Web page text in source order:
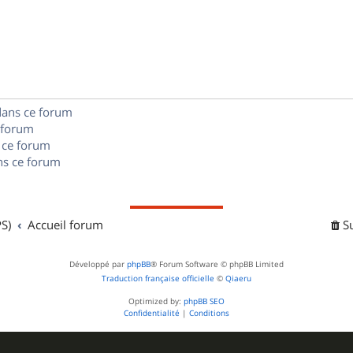
e
ce forum
forum
ce forum
Accueil forum
Développé par phpBB® Forum Software © phpBB Limited
Traduction française officielle © Qiaeru
Optimized by: phpBB SEO
Confidentialité | Conditions